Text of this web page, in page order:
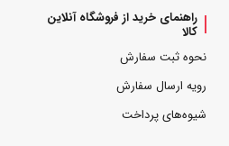
راهنمای خرید از فروشگاه آنلاین
کالا
نحوه ثبت سفارش
رویه ارسال سفارش
شیوه‌های پرداخت